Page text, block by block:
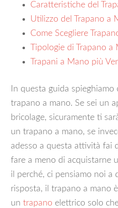
Caratteristiche del
Utilizzo del Trapano a
Come Scegliere
Tipologie di Trapano a
Trapani a Mano più
In questa guida spieghiamo
trapano a mano. Se sei un
bricolage, sicuramente ti
un trapano a mano, se
adesso a questa attività fai
fare a meno di acquistarne
il perché, ci pensiamo noi a
risposta, il trapano a mano
untrapano elettrico solo